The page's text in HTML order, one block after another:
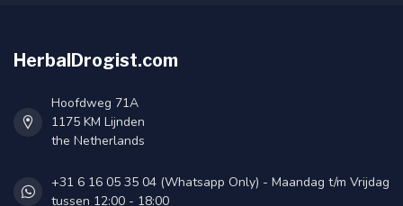
HerbalDrogist.com
Hoofdweg 71A
1175 KM Lijnden
the Netherlands
+31 6 16 05 35 04 (Whatsapp Only) - Maandag t/m Vrijdag
tussen 12:00 - 18:00